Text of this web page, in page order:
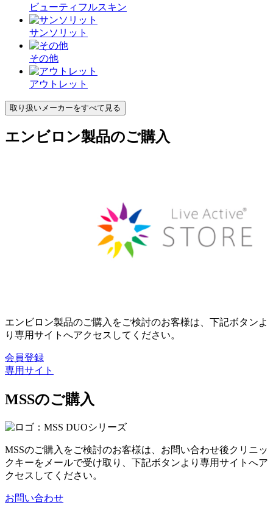
ビューティフルスキン
サンソリット
その他
アウトレット
取り扱いメーカーをすべて見る
エンビロン製品のご購入
エンビロン製品のご購入をご検討のお客様は、下記ボタンよ
り専用サイトへアクセスしてください。
会員登録
専用サイト
MSSのご購入
MSSのご購入をご検討のお客様は、お問い合わせ後クリニッ
クキーをメールで受け取り、下記ボタンより専用サイトへア
クセスしてください。
お問い合わせ